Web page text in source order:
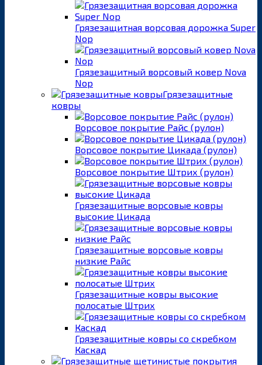
Грязезащитная ворсовая дорожка Super
Nop
Грязезащитный ворсовый ковер Nova
Nop
Грязезащитные
ковры
Ворсовое покрытие Райс (рулон)
Ворсовое покрытие Цикада (рулон)
Ворсовое покрытие Штрих (рулон)
Грязезащитные ворсовые ковры
высокие Цикада
Грязезащитные ворсовые ковры
низкие Райс
Грязезащитные ковры высокие
полосатые Штрих
Грязезащитные ковры со скребком
Каскад